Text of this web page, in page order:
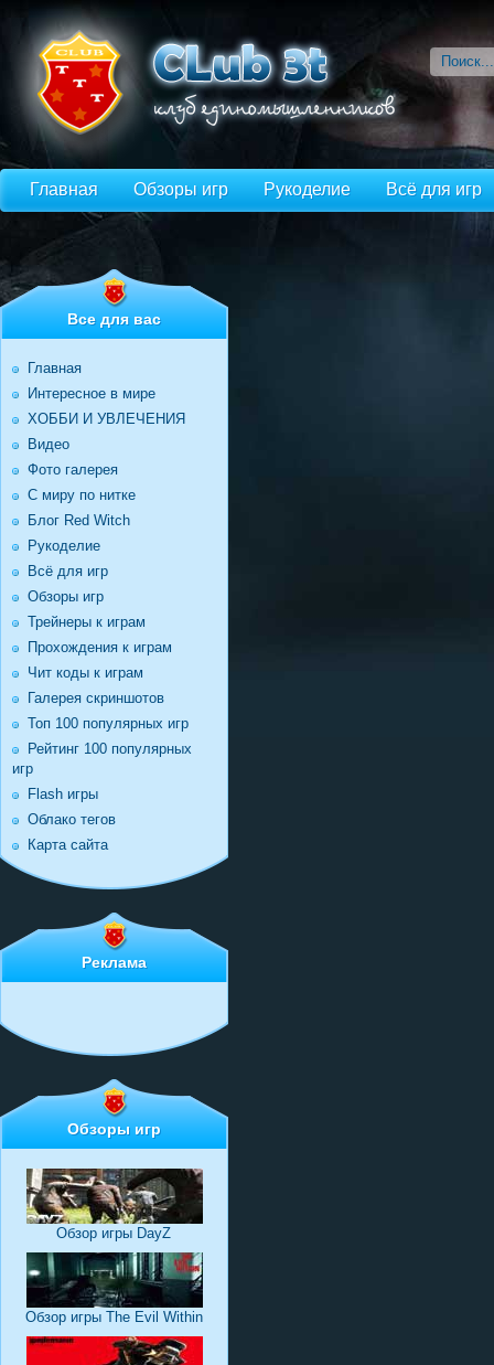
Главная Обзоры игр Рукоделие Всё для игр
Все для вас
Главная
Интересное в мире
ХОББИ И УВЛЕЧЕНИЯ
Видео
Фото галерея
С миру по нитке
Блог Red Witch
Рукоделие
Всё для игр
Обзоры игр
Трейнеры к играм
Прохождения к играм
Чит коды к играм
Галерея скриншотов
Топ 100 популярных игр
Рейтинг 100 популярных
игр
Flash игры
Облако тегов
Карта сайта
Реклама
Обзоры игр
Обзор игры DayZ
Обзор игры The Evil Within